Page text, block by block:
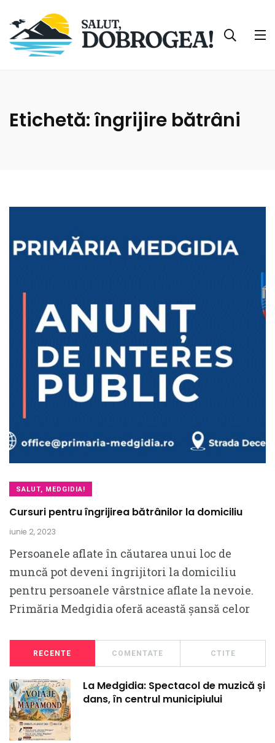
Etichetă:îngrijire bătrâni
SALUT, MEDGIDIA!
Cursuri pentru îngrijirea bătrânilor la domiciliu
iunie 2, 2023
Persoanele aflate în căutarea unui loc de
muncă pot deveni îngrijitori la domiciliu
pentru persoanele vârstnice aflate la nevoie.
Primăria Medgidia oferă această șansă celor
RECENTE COMENTATE CTITE
La Medgidia: Spectacol de muzică și
dans, în centrul municipiului